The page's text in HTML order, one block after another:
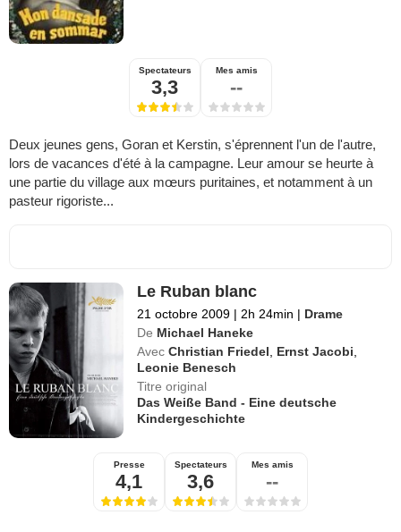
Spectateurs
3,3
Mes amis
--
Deux jeunes gens, Goran et Kerstin, s'éprennent l'un de l'autre,
lors de vacances d'été à la campagne. Leur amour se heurte à
une partie du village aux mœurs puritaines, et notamment à un
pasteur rigoriste...
Le Ruban blanc
21 octobre 2009 | 2h 24min | Drame
De Michael Haneke
Avec Christian Friedel Ernst Jacobi
Leonie Benesch
Titre original
Das Weiße Band - Eine deutsche
Kindergeschichte
Presse
4,1
Spectateurs
3,6
Mes amis
--